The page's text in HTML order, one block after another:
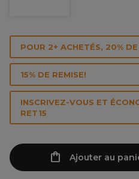
POUR 2+ ACHETÉS, 20% DE
15% DE REMISE!
INSCRIVEZ-VOUS ET
RET15
Ajouter au